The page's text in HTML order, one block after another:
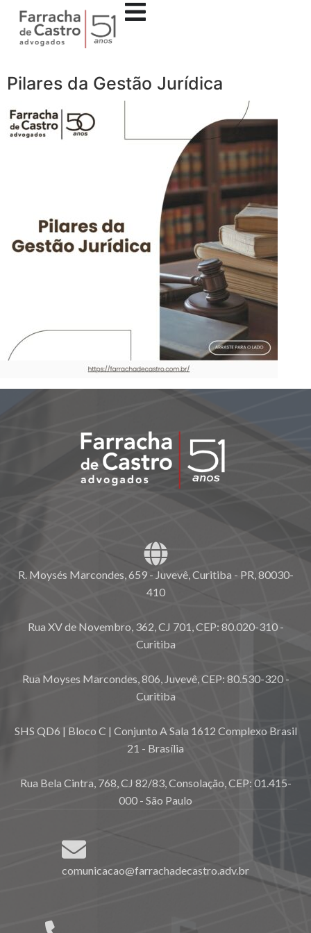
Pilares da Gestão Jurídica
R. Moysés Marcondes, 659 - Juvevê, Curitiba - PR, 80030-
410
Rua XV de Novembro, 362, CJ 701, CEP: 80.020-310 -
Curitiba
Rua Moyses Marcondes, 806, Juvevê, CEP: 80.530-320 -
Curitiba
SHS QD6 | Bloco C | Conjunto A Sala 1612 Complexo Brasil
21 - Brasília
Rua Bela Cintra, 768, CJ 82/83, Consolação, CEP: 01.415-
000 - São Paulo
comunicacao@farrachadecastro.adv.br